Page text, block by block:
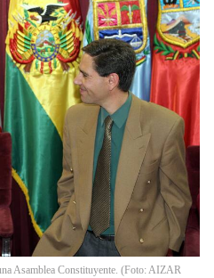
Asamblea Constituyente. (Foto: AIZAR